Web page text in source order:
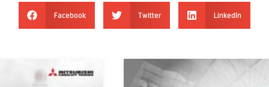
Facebook Twitter LinkedIn